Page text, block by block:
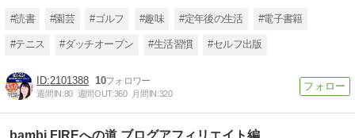
#読書 #園芸 #ゴルフ #趣味 #定年後の生活 #電子書籍
#テニス #ダッチオーブン #生活習慣 #セルフ出版
2101388 10
週間IN:80 週間OUT:360 月間IN:320